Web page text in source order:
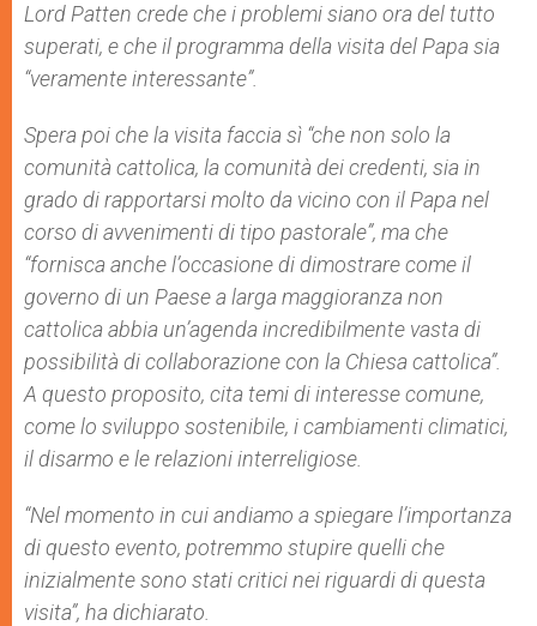
Lord Patten crede che i problemi siano ora del tutto
superati, e che il programma della visita del Papa sia
“veramente interessante”.
Spera poi che la visita faccia sì “che non solo la
comunità cattolica, la comunità dei credenti, sia in
grado di rapportarsi molto da vicino con il Papa nel
corso di avvenimenti di tipo pastorale”, ma che
“fornisca anche l’occasione di dimostrare come il
governo di un Paese a larga maggioranza non
cattolica abbia un’agenda incredibilmente vasta di
possibilità di collaborazione con la Chiesa cattolica”.
A questo proposito, cita temi di interesse comune,
come lo sviluppo sostenibile, i cambiamenti climatici,
il disarmo e le relazioni interreligiose.
“Nel momento in cui andiamo a spiegare l’importanza
di questo evento, potremmo stupire quelli che
inizialmente sono stati critici nei riguardi di questa
visita”, ha dichiarato.